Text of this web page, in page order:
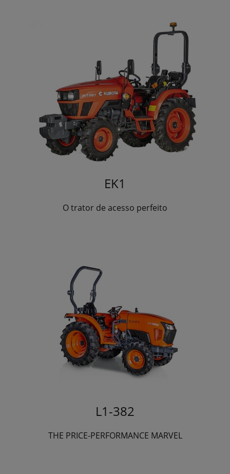
EK1
O trator de acesso perfeito
L1-382
THE PRICE-PERFORMANCE MARVEL